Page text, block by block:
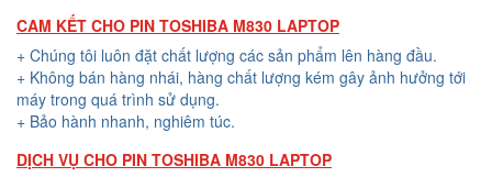
CAM KẾT CHO PIN TOSHIBA M830 LAPTOP
+ Chúng tôi luôn đặt chất lượng các sản phẩm lên hàng đầu.
+ Không bán hàng nhái, hàng chất lượng kém gây ảnh hưởng tới
máy trong quá trình sử dụng.
+ Bảo hành nhanh, nghiêm túc.
DỊCH VỤ CHO PIN TOSHIBA M830 LAPTOP